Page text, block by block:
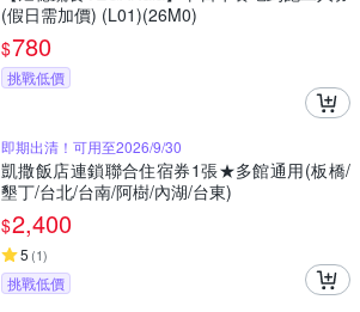
(假日需加價) (L01)(26M0)
$780
挑戰低價
即期出清！可用至2026/9/30
凱撒飯店連鎖聯合住宿券1張★多館通用(板橋/
墾丁/台北/台南/阿樹/內湖/台東)
$2,400
5 (1)
挑戰低價